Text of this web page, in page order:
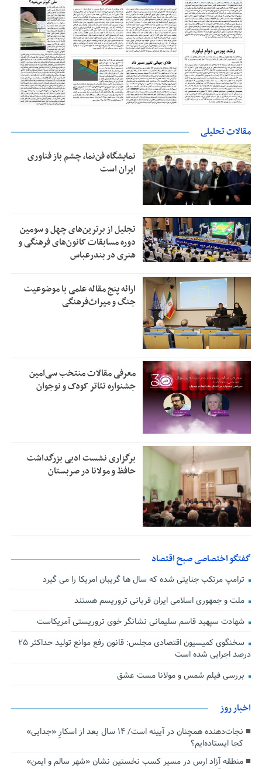
مقالات تحلیلی
نمایشگاه فن‌نما، چشم باز فناوری
ایران است
تجلیل از بر‌ترین‌های چهل و سومین
دوره مسابقات کانون‌های فرهنگی و
هنری در بندرعباس
ارائه پنج مقاله علمی با موضوعیت
جنگ و میراث‌فرهنگی
معرفی مقالات منتخب سی‌امین
جشنواره تئاتر کودک و نوجوان
برگزاری نشست ادبی بزرگداشت
حافظ و مولانا در صربستان
گفتگو اختصاصی صبح اقتصاد
ترامپ مرتکب جنایتی شده که سال ها گریبان امریکا را می گیرد
ملت و جمهوری اسلامی ایران قربانی تروریسم هستند
شهادت سپهبد قاسم سلیمانی نشانگر خوی تروریستی آمریکاست
سخنگوی کمیسیون اقتصادی مجلس: قانون رفع موانع تولید حداکثر ۲۵
درصد اجرایی شده است
بررسی فیلم شمس و مولانا مست عشق
اخبار روز
نجات‌دهنده‌ همچنان در آیینه است/ ۱۴ سال بعد از اسکارِ «جدایی»
کجا ایستاده‌ایم؟
منطقه آزاد ارس در مسیر کسب نخستین نشان «شهر سالم و ایمن»